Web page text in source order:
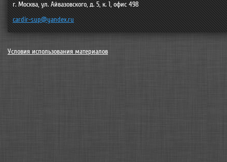
г. Москва, ул. Айвазовского, д. 5, к. 1, офис 498
cardir-sup@yandex.ru
Условия использования материалов